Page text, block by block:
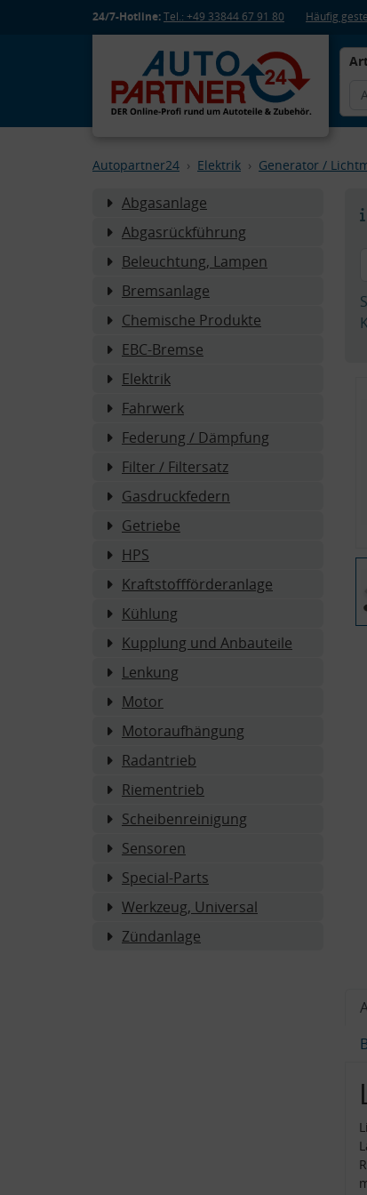
24/7-Hotline:Tel.: +49 33844 67 91 80 Häufig
Autopartner24 Elektrik Generator /
Abgasanlage
Abgasrückführung
Beleuchtung, Lampen
Bremsanlage
Chemische Produkte
EBC-Bremse
Elektrik
Fahrwerk
Federung / Dämpfung
Filter / Filtersatz
Gasdruckfedern
Getriebe
HPS
Kraftstoffförderanlage
Kühlung
Kupplung und Anbauteile
Lenkung
Motor
Motoraufhängung
Radantrieb
Riementrieb
Scheibenreinigung
Sensoren
Special-Parts
Werkzeug, Universal
Zündanlage